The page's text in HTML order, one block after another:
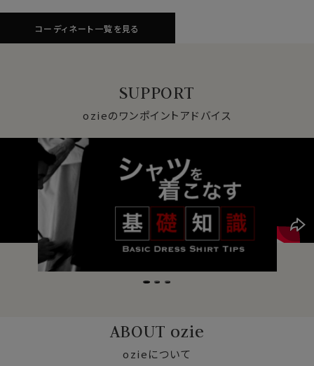
コーディネート一覧を見る
SUPPORT
ozieのワンポイントアドバイス
ABOUT ozie
ozieについて